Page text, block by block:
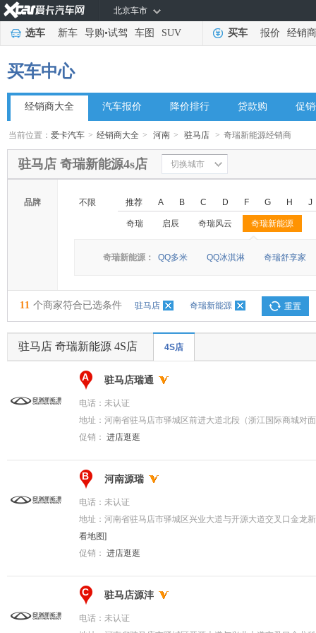
北京车市
选车 新车 导购•试驾 车图 SUV 买车 报价 经销商
买车中心
经销商大全 汽车报价 降价排行 贷款购 促
当前位置：爱卡汽车 > 经销商大全 > 河南 > 驻马店 > 奇瑞新能源经销商
驻马店 奇瑞新能源4s店 切换城市
品牌 不限 推荐 A B C D F G H J
奇瑞 启辰 奇瑞风云 奇瑞新能源
◆
◆
奇瑞新能源： QQ多米 QQ冰淇淋 奇瑞舒享家
11 个商家符合已选条件 驻马店 奇瑞新能源 重置
驻马店 奇瑞新能源 4S店 4S店
A 驻马店瑞通
电话： 未认证
地址： 河南省驻马店市驿城区前进大道北段（浙江国际商城对
促销： 进店逛逛
B 河南源瑞
电话： 未认证
地址： 河南省驻马店市驿城区兴业大道与开源大道交叉口金龙
看地图]
促销： 进店逛逛
C 驻马店源沣
电话： 未认证